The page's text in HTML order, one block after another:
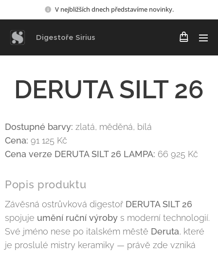
V nejbližších dnech představíme novinky.
Digestoře Sirius
DERUTA SILT 26
Dostupné barvy: zlatá, měděná, bílá
Cena: 91 125 Kč
Cena verze DERUTA SILT 26 LAMPA: 66 925 Kč
Popis produktu
Závěsná ostrůvková digestoř DERUTA SILT 26
spojuje umění ruční výroby s moderní technologií.
Své jméno nese po italském městě Deruta, které
je proslulé mistry keramiky — právě zde vzniká